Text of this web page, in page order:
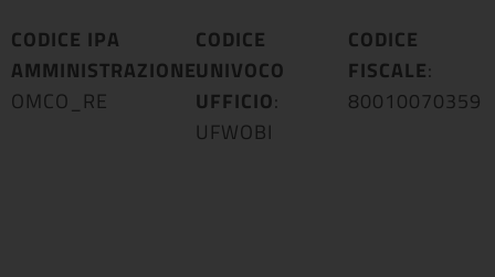
CODICE IPA
AMMINISTRAZIONE:
OMCO_RE
CODICE
UNIVOCO
UFFICIO:
UFWOBI
CODICE
FISCALE:
80010070359